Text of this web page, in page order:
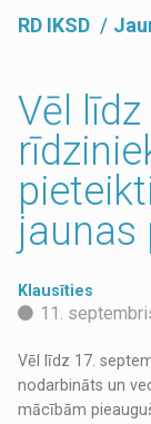
RD IKSD
Vēl
jaunas
Klausīties
11.
Vēl līdz 17.
nodarbināts un
mācībām